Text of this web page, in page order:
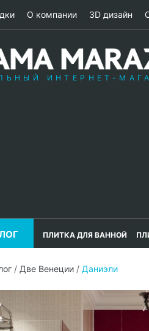
О компании 3D дизайн
ИНТЕРНЕТ-
ПЛИТКА ДЛЯ ВАННОЙ
/ Две Венеции / Даниэли